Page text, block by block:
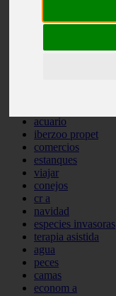
comportamiento
acuario
iberzoo propet
comercios
estanques
viajar
conejos
cr a
navidad
especies invasoras
terapia asistida
agua
peces
camas
econom a